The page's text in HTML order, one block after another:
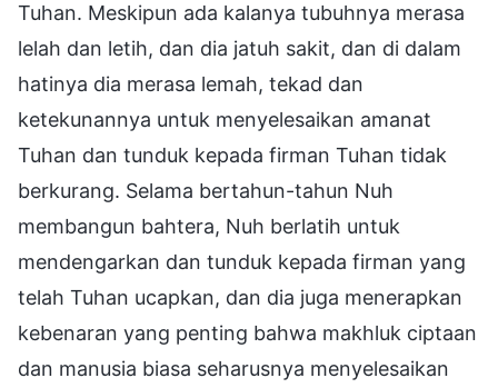
Tuhan. Meskipun ada kalanya tubuhnya merasa
lelah dan letih, dan dia jatuh sakit, dan di dalam
hatinya dia merasa lemah, tekad dan
ketekunannya untuk menyelesaikan amanat
Tuhan dan tunduk kepada firman Tuhan tidak
berkurang. Selama bertahun-tahun Nuh
membangun bahtera, Nuh berlatih untuk
mendengarkan dan tunduk kepada firman yang
telah Tuhan ucapkan, dan dia juga menerapkan
kebenaran yang penting bahwa makhluk ciptaan
dan manusia biasa seharusnya menyelesaikan